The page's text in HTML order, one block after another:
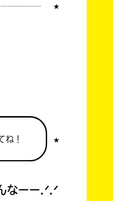
ね！
⋆
⋆
なーー.ᐟ.ᐟ